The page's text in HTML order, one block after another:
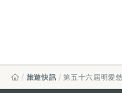
旅遊快訊 第五十六屆明愛